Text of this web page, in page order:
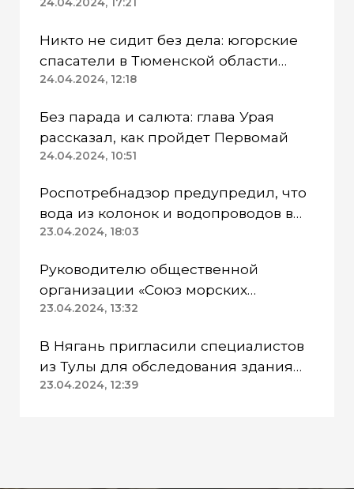
режим
Никто не сидит без дела: югорские
спасатели в Тюменской области
работают в две смены
24.04.2024, 12:18
Без парада и салюта: глава Урая
рассказал, как пройдет Первомай
24.04.2024, 10:51
Роспотребнадзор предупредил, что
вода из колонок и водопроводов в
Казанском районе непригодна для
23.04.2024, 18:03
Руководителю общественной
организации «Союз морских
пехотинцев» Югры вынесли
23.04.2024, 13:32
В Нягань пригласили специалистов
из Тулы для обследования здания
ДК «Геолог»
23.04.2024, 12:39